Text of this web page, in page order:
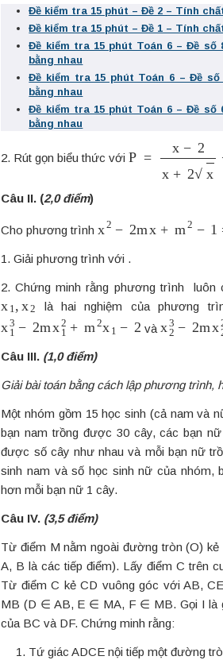
Đề kiểm tra 15 phút – Đề 2 – Tính
Đề kiểm tra 15 phút – Đề 1 – Tính
Đề kiểm tra 15 phút Toán 6 – Đề số
bằng nhau
Đề kiểm tra 15 phút Toán 6 – Đề
bằng nhau
Đề kiểm tra 15 phút Toán 6 – Đề số
bằng nhau
2. Rút gọn biểu thức vớiP x+2 x−
Câu II. (2,0 điểm)
Cho phương trình 2 m 1
1. Giải phương trình với .
2. Chứng minh rằng phương trình luôn
là hai nghiệm của phương
1 2 1 2 2 và 2 2
Câu III. (1,0 điểm)
Giải bài toán bằng cách lập phương trình,
Một nhóm gồm 15 học sinh (cả nam và
bạn nam trồng được 30 cây, các bạn
được số cây như nhau và mỗi bạn nữ
sinh nam và số học sinh nữ của nhóm,
hơn mỗi bạn nữ 1 cây.
Câu IV. (3,5 điểm)
Từ điểm M nằm ngoài đường tròn (O)
A, B là các tiếp điểm). Lấy điểm C trên
Từ điểm C kẻ CD vuông góc với AB,
MB (D ∈ AB, E ∈ MA, F ∈ MB. Gọi I là
của BC và DF. Chứng minh rằng:
Tứ giác ADCE nội tiếp một đường